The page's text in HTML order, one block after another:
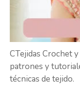
CTejidas Crochet
patrones y
técnicas de tejido.